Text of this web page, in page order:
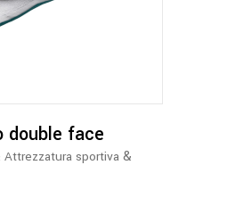
double face
Attrezzatura sportiva &